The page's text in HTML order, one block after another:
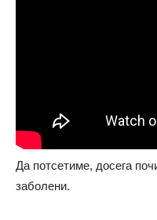
Да потсетиме, досега
заболени.